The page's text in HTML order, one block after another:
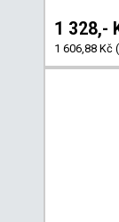
1 328,-
1 606,88 Kč